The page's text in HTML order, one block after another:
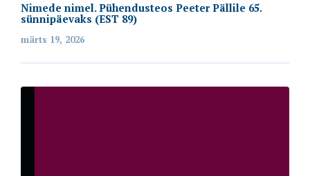
Nimede nimel. Pühendusteos Peeter Pällile 65.
sünnipäevaks (EST 89)
märts 19, 2026